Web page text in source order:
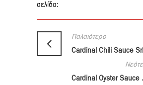
σελίδα:
Παλαιότερο